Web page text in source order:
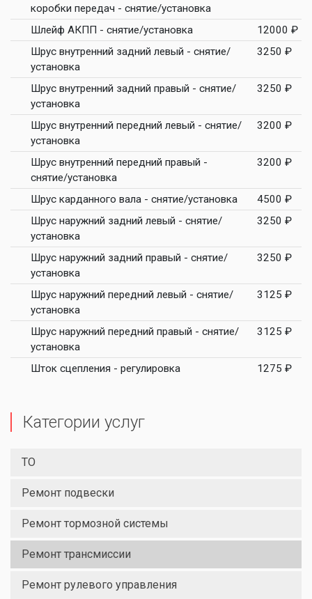
коробки передач - снятие/установка
Шлейф АКПП - снятие/установка
12000 ₽
Шрус внутренний задний левый - снятие/
установка
3250 ₽
Шрус внутренний задний правый - снятие/
установка
3250 ₽
Шрус внутренний передний левый - снятие/
установка
3200 ₽
Шрус внутренний передний правый -
снятие/установка
3200 ₽
Шрус карданного вала - снятие/установка
4500 ₽
Шрус наружний задний левый - снятие/
установка
3250 ₽
Шрус наружний задний правый - снятие/
установка
3250 ₽
Шрус наружний передний левый - снятие/
установка
3125 ₽
Шрус наружний передний правый - снятие/
установка
3125 ₽
Шток сцепления - регулировка 1275 ₽
Категории услуг
ТО
Ремонт подвески
Ремонт тормозной системы
Ремонт трансмиссии
Ремонт рулевого управления